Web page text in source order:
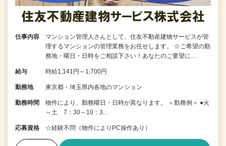
仕事内容
マンション管理人さんとして、住友不動産建物サービスが管
理するマンションの管理業務をお任せします。 ☆ご希望の勤
務地・曜日・日時をご相談下さい！あなたのご要望に…
給与 時給1,141円～1,700円
勤務地 東京都・埼玉県内各地のマンション
勤務時間
物件により、勤務曜日・日時が異なります。 ＜勤務例＞ ●火
～土 7：30～10：3…
応募資格 ☆経験不問（物件によりPC操作あり）